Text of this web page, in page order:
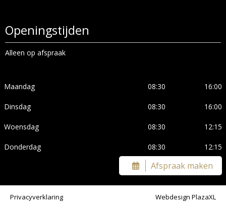
Openingstijden
Alleen op afspraak
Maandag 08:30 16:00
Dinsdag 08:30 16:00
Woensdag 08:30 12:15
Donderdag 08:30 12:15
Afspraak maken
Privacyverklaring Webdesign PlazaXL